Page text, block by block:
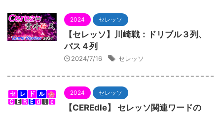
2024 セレッソ
【セレッソ】川崎戦：ドリブル３列、
パス４列
2024/7/16 セレッソ
2024 セレッソ
【CEREdle】 セレッソ関連ワードの